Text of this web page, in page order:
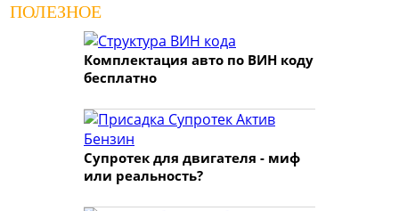
ПОЛЕЗНОЕ
Комплектация авто по ВИН коду
бесплатно
Супротек для двигателя - миф
или реальность?